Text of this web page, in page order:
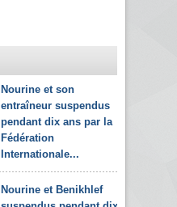
Nourine et son
entraîneur suspendus
pendant dix ans par la
Fédération
Internationale...
Nourine et Benikhlef